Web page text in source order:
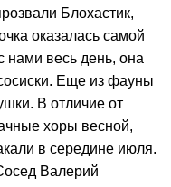
Блохастик,
оказалась самой
весь день, она
Еще из фауны
В отличие от
хоры весной,
в середине июля.
Валерий